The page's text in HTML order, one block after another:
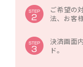
ご希望の
法、お客
決済画面
ド。